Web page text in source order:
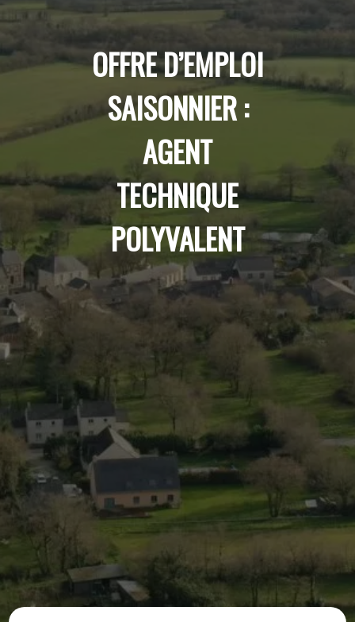
OFFRE D’EMPLOI
SAISONNIER :
AGENT
TECHNIQUE
POLYVALENT